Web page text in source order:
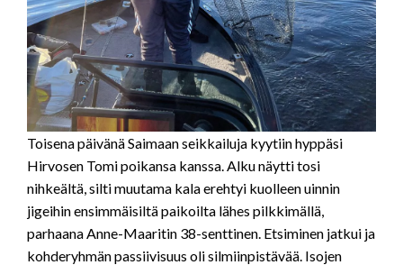
Toisena päivänä Saimaan seikkailuja kyytiin hyppäsi
Hirvosen Tomi poikansa kanssa. Alku näytti tosi
nihkeältä, silti muutama kala erehtyi kuolleen uinnin
jigeihin ensimmäisiltä paikoilta lähes pilkkimällä,
parhaana Anne-Maaritin 38-senttinen. Etsiminen jatkui ja
kohderyhmän passiivisuus oli silmiinpistävää. Isojen